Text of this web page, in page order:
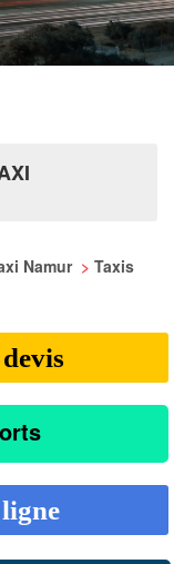
Namur > Taxis